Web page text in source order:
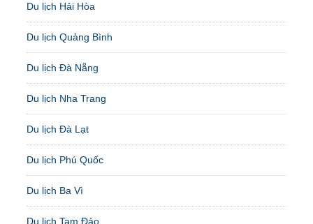
Du lịch Hải Hòa
Du lịch Quảng Bình
Du lịch Đà Nẵng
Du lịch Nha Trang
Du lịch Đà Lạt
Du lịch Phú Quốc
Du lịch Ba Vì
Du lịch Tam Đảo